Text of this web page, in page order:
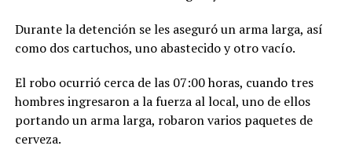
Durante la detención se les aseguró un arma larga, así
como dos cartuchos, uno abastecido y otro vacío.
El robo ocurrió cerca de las 07:00 horas, cuando tres
hombres ingresaron a la fuerza al local, uno de ellos
portando un arma larga, robaron varios paquetes de
cerveza.